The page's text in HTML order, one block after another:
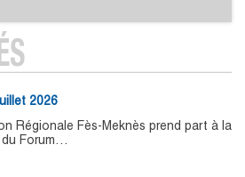
2026
Régionale Fès-Meknès prend part à la
du Forum…